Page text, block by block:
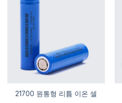
21700 원통형 리튬 이온 셀